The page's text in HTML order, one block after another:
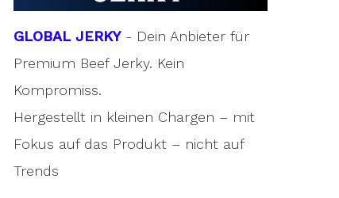
GLOBAL JERKY- Dein Anbieter für
Premium Beef Jerky. Kein
Kompromiss.
Hergestellt in kleinen Chargen – mit
Fokus auf das Produkt – nicht auf
Trends